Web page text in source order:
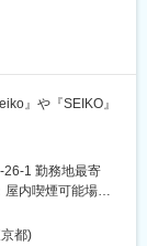
するか？」など
ざいますのでご
います：
』や『SEIKO』
社の100%子会社
事業を統括する
手掛けるマニュ
26-1 勤務地最寄
屋内喫煙可能場所
都)